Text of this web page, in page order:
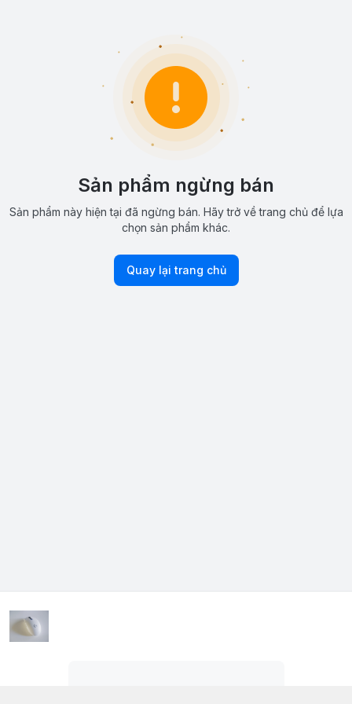
Sản phẩm ngừng bán
Sản phẩm này hiện tại đã ngừng bán. Hãy trở về trang chủ để lựa
chọn sản phẩm khác.
Quay lại trang chủ